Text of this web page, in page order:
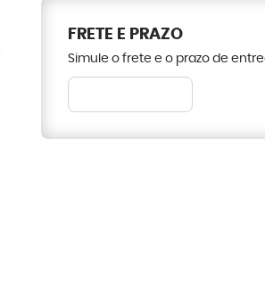
FRETE E PRAZO
Simule o frete e o prazo de